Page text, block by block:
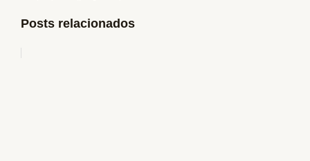
Posts relacionados